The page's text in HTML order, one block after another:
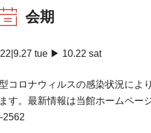
会期
tue ▶ 10.22 sat
コロナウィルスの感染状況によ
す。最新情報は当館ホームペー
2562